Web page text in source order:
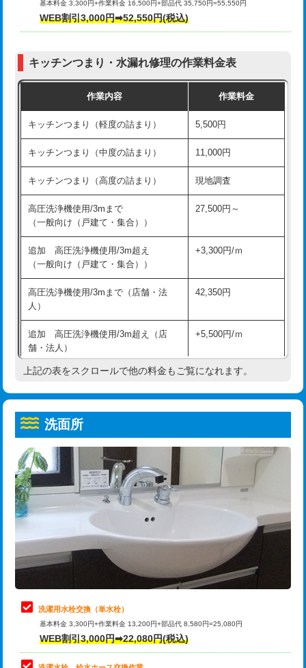
給水管工事※（ライニング鋼管・銅
管・ポリ管・HT管使用/3ｍまで)
44,000円
管・ポリ管・HT管使用/3ｍ超え)
排水管工事（土の掘削・埋め戻し作
11,000円~
排水管工事（排水管工事/3ｍまで） 55,000円
排水管工事（追加 排水管工事/3ｍ超
+11,000円
マス交換（深さ50㎝未満）
マス交換（深さ50㎝以上） 66,000円
コンクリート斫り（厚さ10㎝まで）
コンクリート斫り（厚さ10㎝超え）
モルタル補修（厚さ10㎝まで） 27,500円
モルタル補修（厚さ10㎝超え） 38,500円
洗面台設置 38,500円
追加人工
廃棄・処分 現場見積
※給水管工事は20mmまでの価格です。
その他部品の脱着
式・ワンホール）)
交換・取付(排水栓・排水トラップ
22,000円+材料費
持込商品取付（単水栓）
持込商品取付（混合水栓） 16,500円
給水管工事※（ホール加工)
給水管工事※（バンド止め) 3,300円
給水管工事※（支持金具設置) 5,500円
給水管工事※（保温材使用（バンド止
め込み）)
5,500円
給水管工事※（土の掘削・埋め戻し作
業)
11,000円
給水管工事※（塩ビ管（VP・HI）使
用/3ｍまで)
33,000円
給水管工事※（塩ビ管（VP・HI）使
用（追加）/3ｍ超え)
給水管工事※（ライニング鋼管・銅
管・ポリ管・HT管使用/3ｍまで)
44,000円
給水管工事※（ライニング鋼管・銅
管・ポリ管・HT管使用/3ｍ超え)
排水管工事（土の掘削・埋め戻し作
業）
基本料金 3,300円+作業料金 16,500円+部品代 35,750円=55,550円
WEB割引3,000円➡52,550円(税込)
キッチンつまり・水漏れ修理の作業料金表
作業内容 作業料金
キッチンつまり（軽度の詰まり） 5,500円
キッチンつまり（中度の詰まり） 11,000円
キッチンつまり（高度の詰まり） 現地調査
高圧洗浄機使用/3mまで
（一般向け（戸建て・集合））
27,500円～
追加 高圧洗浄機使用/3m超え
（一般向け（戸建て・集合））
+3,300円/ｍ
高圧洗浄機使用/3mまで（店舗・法
人）
42,350円
追加 高圧洗浄機使用/3m超え（店
舗・法人）
+5,500円/ｍ
高度高圧洗浄換 現地調査
トーラー機使用/3mまで
追加トーラー機使用/3m超え +3,300円
カメラ調査 33,000円
桝清掃
止水・漏水調査・防水処理・清掃・修
理・調整・分解・加工など（軽作業）
11,000円
止水・漏水調査・防水処理・清掃・修
理・調整・分解・加工など（中作業）
22,000円
止水・漏水調査・防水処理・清掃・修
理・調整・分解・加工など（重作業）
33,000円
上記の表をスクロールで他の料金もご覧になれます。
洗面所
洗濯用水栓交換（単水栓）
基本料金 3,300円+作業料金 13,200円+部品代 8,580円=25,080円
WEB割引3,000円➡22,080円(税込)